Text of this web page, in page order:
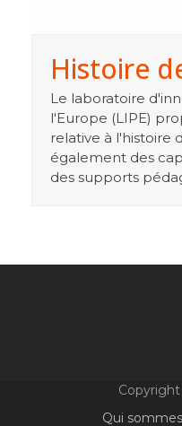
Histoire
Le laboratoire
l'Europe (LIPE)
relative à l'histoire
également des
des supports
Qui